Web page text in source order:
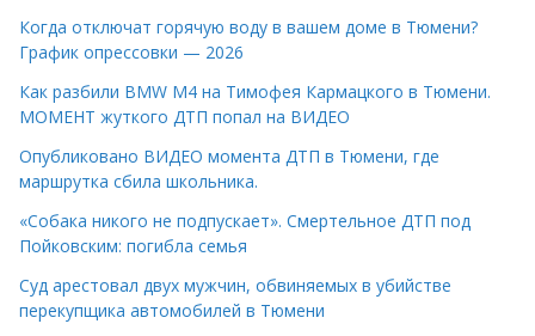
Когда отключат горячую воду в вашем доме в Тюмени?
График опрессовки — 2026
Как разбили BMW M4 на Тимофея Кармацкого в Тюмени.
МОМЕНТ жуткого ДТП попал на ВИДЕО
Опубликовано ВИДЕО момента ДТП в Тюмени, где
маршрутка сбила школьника.
«Собака никого не подпускает». Смертельное ДТП под
Пойковским: погибла семья
Суд арестовал двух мужчин, обвиняемых в убийстве
перекупщика автомобилей в Тюмени